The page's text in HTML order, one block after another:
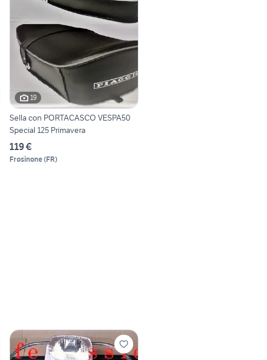
19
Sella con PORTACASCO VESPA50
Special 125 Primavera
119 €
Frosinone(FR)